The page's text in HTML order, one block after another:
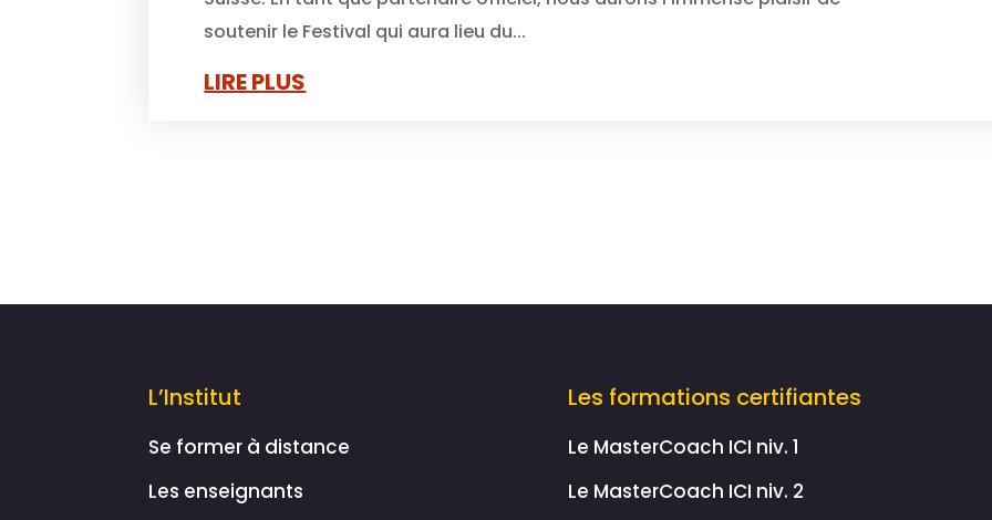
soutenir le Festival qui aura lieu du...
LIRE PLUS
L’Institut
Se former à distance
Les enseignants
Les formations certifiantes
Le MasterCoach ICI niv. 1
Le MasterCoach ICI niv. 2